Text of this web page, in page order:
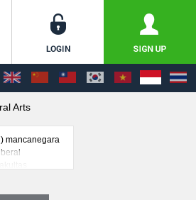
Arts
mancanegara